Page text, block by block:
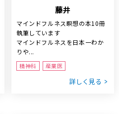
藤井
マインドフルネス瞑想の本10冊
執筆しています
マインドフルネスを日本一わか
りや...
精神科 産業医
詳しく見る